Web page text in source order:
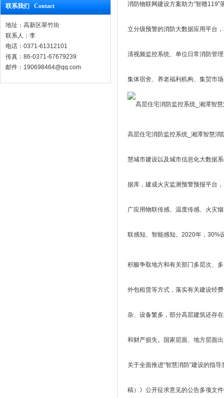
联系我们 Contact
地址：高新区翠竹街
联系人：李
电话：0371-61312101
传真：86-0371-67679239
邮件：190698464@qq.com
消防物联网建设方案助力“智赣
立分级预警的消防大数据应用平台
清视频监控系统、单位日常消防管
集体宿舍、养老福利机构、集贸市
高层住宅消防监控系统_湘潭智慧消
慧城市建设以及城市信息化大数据
据库，建成火灾监测预警预报平台
广应用物联传感、温度传感、火灾
联感知、智能感知。2020年，30%
积极争取地方和有关部门多层次、
外包租赁等方式，落实有关建设经
杂、设备繁多，部分高层建筑还存
和财产损失。国家层面、地方层面
关于全面推进“智慧消防”建设的指
稿）》公开征求意见的公告多项文